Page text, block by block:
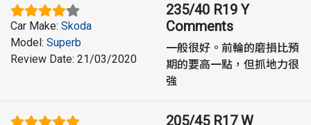
Car Make: Skoda
Model: Superb
Review Date: 21/03/2020
235/40 R19 Y
Comments
一般很好。前輪的磨損比預
期的要高一點，但抓地力很
強
205/45 R17 W